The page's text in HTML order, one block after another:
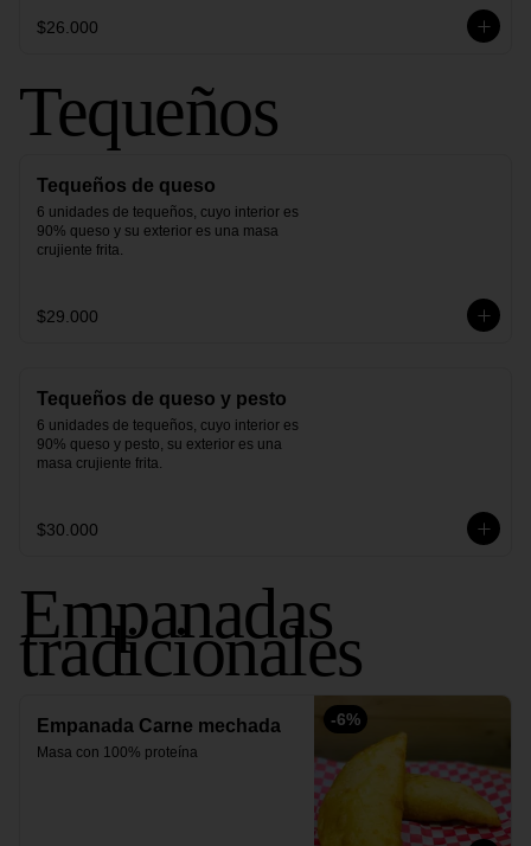
$26.000
Tequeños
Tequeños de queso
6 unidades de tequeños, cuyo interior es
90% queso y su exterior es una masa
crujiente frita.
$29.000
Tequeños de queso y pesto
6 unidades de tequeños, cuyo interior es
90% queso y pesto, su exterior es una
masa crujiente frita.
$30.000
Empanadas
tradicionales
-6%
Empanada Carne mechada
Masa con 100% proteína